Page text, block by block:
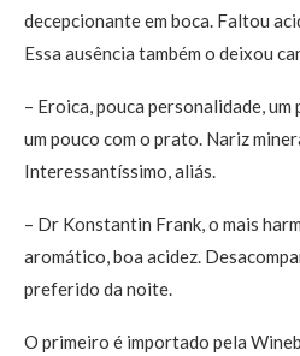
decepcionante em boca. Faltou
Essa ausência também o deixou
– Eroica, pouca personalidade,
um pouco com o prato. Nariz
Interessantíssimo, aliás.
– Dr Konstantin Frank, o mais
aromático, boa acidez.
preferido da noite.
O primeiro é importado pela